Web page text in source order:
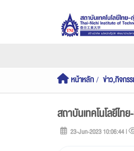
หน้าหลัก ข่าว,กิจกร
สถาบันเทคโนโลยีไ
23-Jun-2023 10:06:44 |